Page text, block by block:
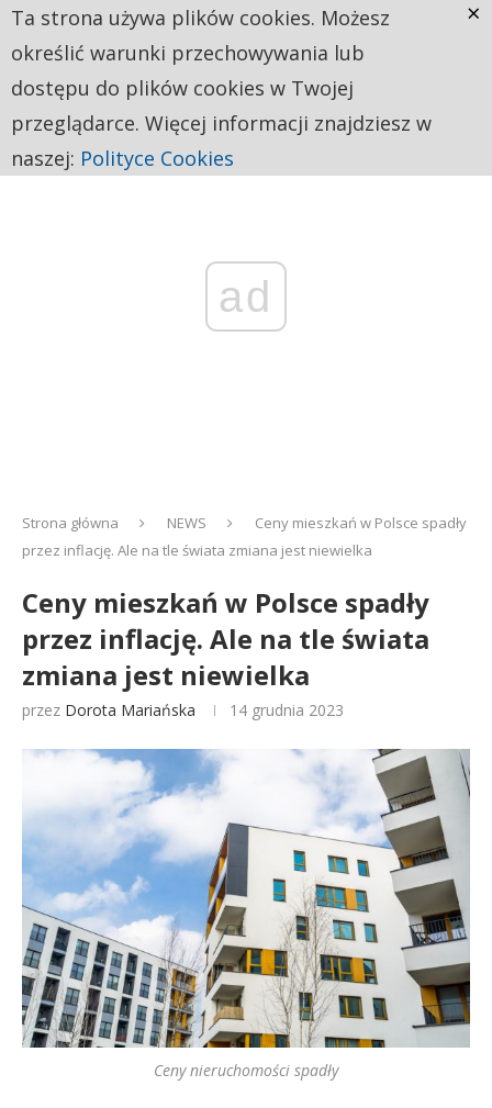
ad
Strona główna NEWS
Ceny mieszkań w Polsce spadły
przez inflację. Ale na tle świata zmiana jest niewielka
Ceny mieszkań w Polsce spadły
przez inflację. Ale na tle świata
zmiana jest niewielka
przez Dorota Mariańska 14 grudnia 2023
Ceny nieruchomości spadły
Ta strona używa plików cookies. Możesz
określić warunki przechowywania lub
dostępu do plików cookies w Twojej
przeglądarce. Więcej informacji znajdziesz w
naszej: Polityce Cookies
×